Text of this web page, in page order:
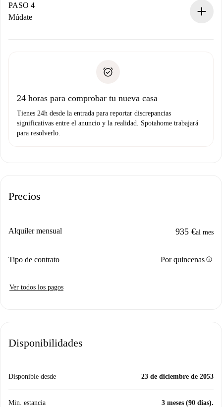
contacto con el propietario.
Si es rechazada: No te haremos ningún cargo y te
Prueba de solvencia
PASO 4
Múdate
no nos comunicas ningún problema.
24 horas para comprobar tu nueva casa
Tienes 24h desde la entrada para reportar discrepancias
significativas entre el anuncio y la realidad. Spotahome trabajará
para resolverlo.
Precios
Alquiler mensual 935 €al mes
Tipo de contrato Por quincenasinfo
Ver todos los pagos
Disponibilidades
Disponible desde 23 de diciembre de 2053
Min. estancia 3 meses (90 días).